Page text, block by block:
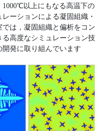
以上にもなる高温下の
ーションによる凝固組織・
は，凝固組織と偏析をコン
高度なシミュレーション技
発に取り組んでいます